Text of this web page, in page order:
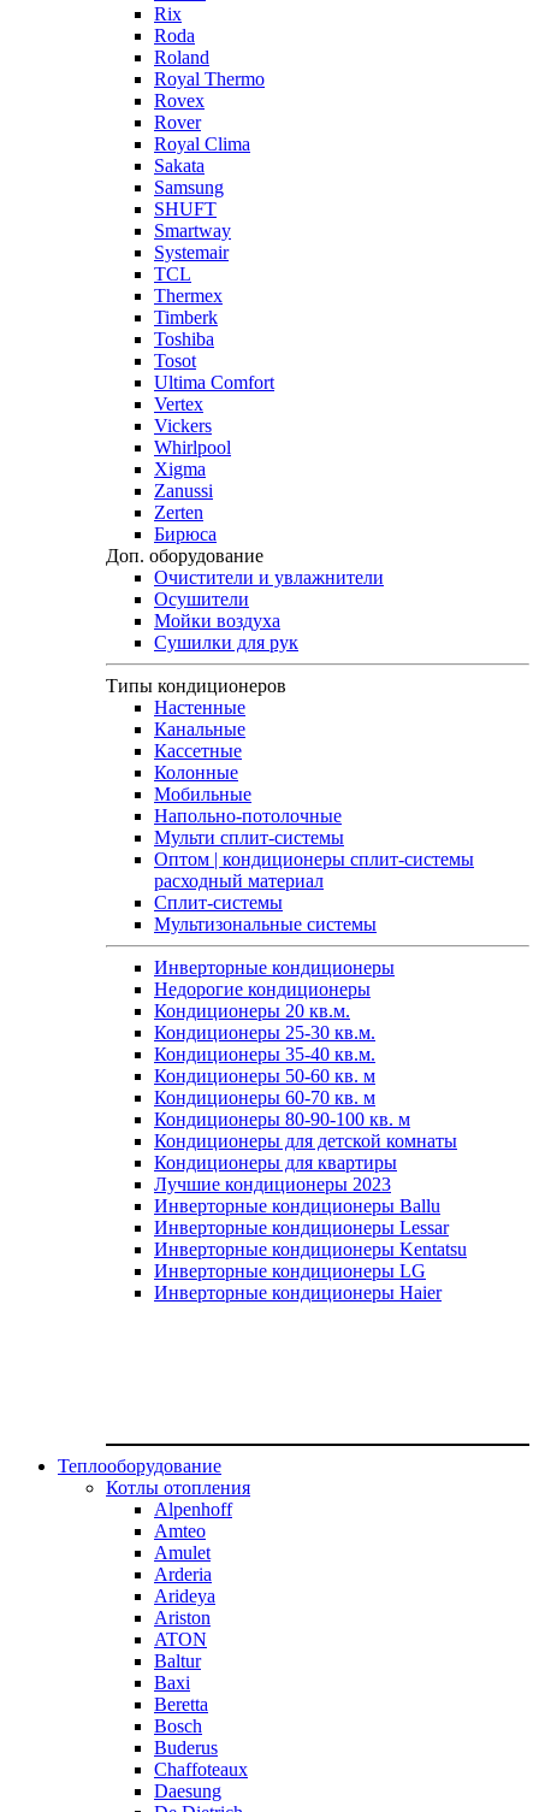
Rix
Roda
Roland
Royal Thermo
Rovex
Rover
Royal Clima
Sakata
Samsung
SHUFT
Smartway
Systemair
TCL
Thermex
Timberk
Toshiba
Tosot
Ultima Comfort
Vertex
Vickers
Whirlpool
Xigma
Zanussi
Zerten
Бирюса
Доп. оборудование
Очистители и увлажнители
Осушители
Мойки воздуха
Сушилки для рук
Типы кондиционеров
Настенные
Канальные
Кассетные
Колонные
Мобильные
Напольно-потолочные
Мульти сплит-системы
Оптом | кондиционеры сплит-системы
расходный материал
Сплит-системы
Мультизональные системы
Инверторные кондиционеры
Недорогие кондиционеры
Кондиционеры 20 кв.м.
Кондиционеры 25-30 кв.м.
Кондиционеры 35-40 кв.м.
Кондиционеры 50-60 кв. м
Кондиционеры 60-70 кв. м
Кондиционеры 80-90-100 кв. м
Кондиционеры для детской комнаты
Кондиционеры для квартиры
Лучшие кондиционеры 2023
Инверторные кондиционеры Ballu
Инверторные кондиционеры Lessar
Инверторные кондиционеры Kentatsu
Инверторные кондиционеры LG
Инверторные кондиционеры Haier
Теплооборудование
Котлы отопления
Alpenhoff
Amteo
Amulet
Arderia
Arideya
Ariston
ATON
Baltur
Baxi
Beretta
Bosch
Buderus
Chaffoteaux
Daesung